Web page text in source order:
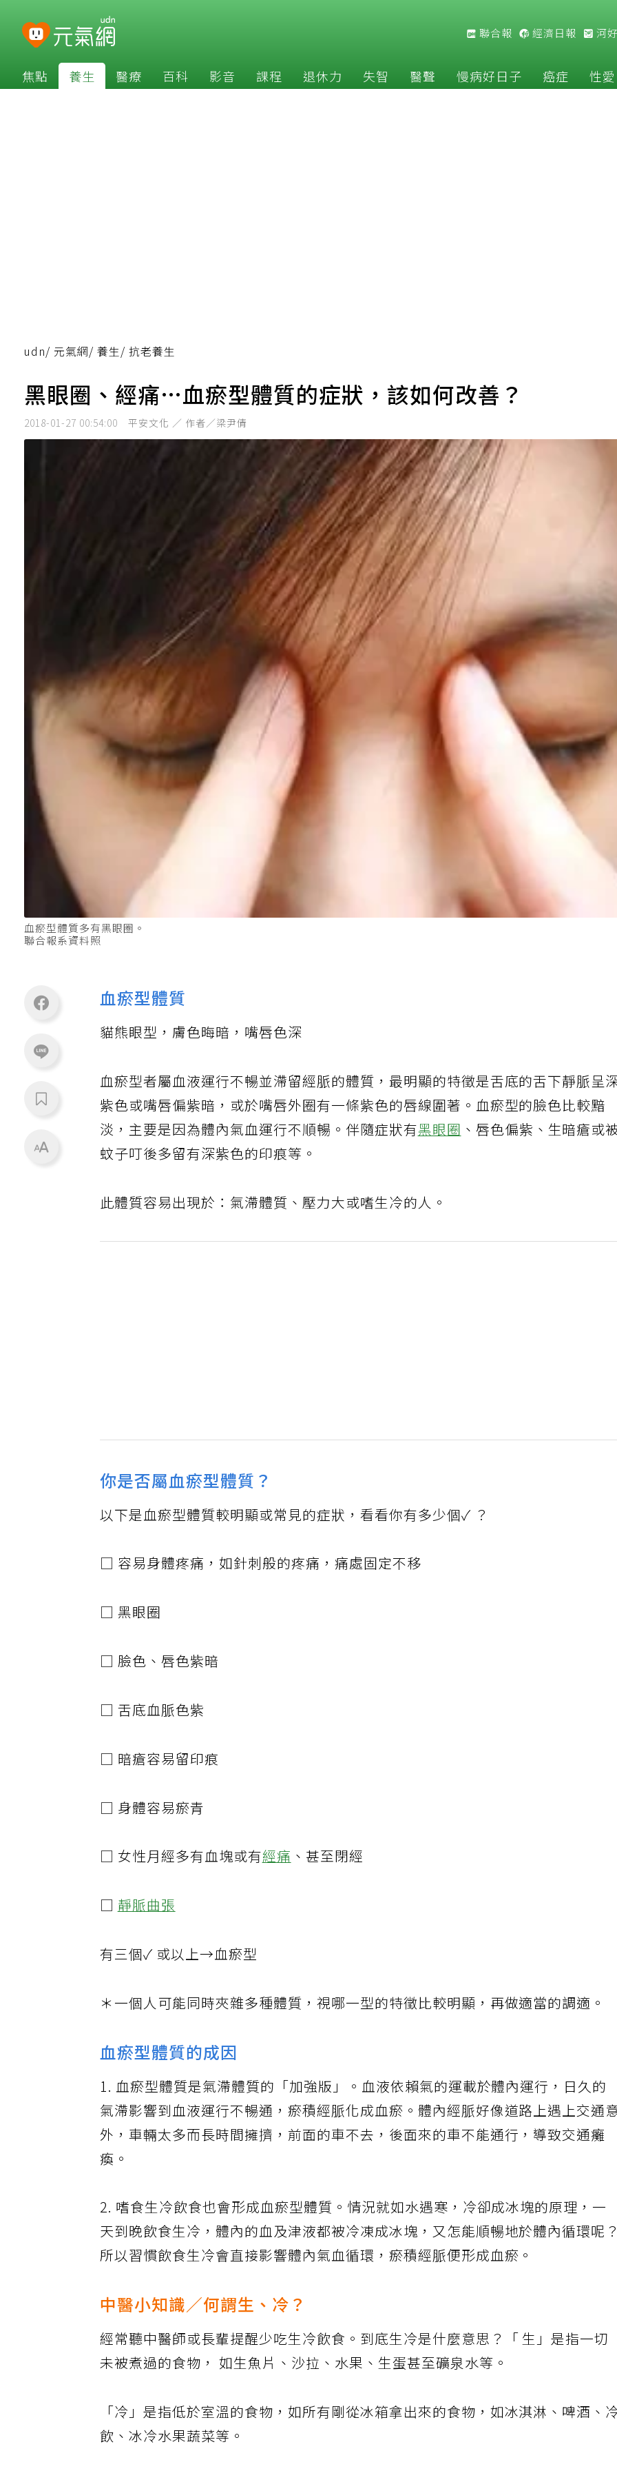
聯合報 經濟日報 河
焦點 養生 醫療 百科 影音 課程 退休力 失智 醫聲 慢病好日子 癌症 性愛
udn/ 元氣網/ 養生/ 抗老養生
黑眼圈、經痛…血瘀型體質的症狀，該如何改善？
2018-01-27 00:54:00 平安文化 ／ 作者／梁尹倩
血瘀型體質多有黑眼圈。
聯合報系資料照
血瘀型體質
貓熊眼型，膚色晦暗，嘴唇色深
血瘀型者屬血液運行不暢並滯留經脈的體質，最明顯的特徵是舌底的舌下靜脈呈
紫色或嘴唇偏紫暗，或於嘴唇外圈有一條紫色的唇線圍著。血瘀型的臉色比較黯
淡，主要是因為體內氣血運行不順暢。伴隨症狀有黑眼圈 、唇色偏紫、生暗瘡或
蚊子叮後多留有深紫色的印痕等。
此體質容易出現於：氣滯體質、壓力大或嗜生冷的人。
你是否屬血瘀型體質？
以下是血瘀型體質較明顯或常見的症狀，看看你有多少個✓ ？
□ 容易身體疼痛，如針刺般的疼痛，痛處固定不移
□ 黑眼圈
□ 臉色、唇色紫暗
□ 舌底血脈色紫
□ 暗瘡容易留印痕
□ 身體容易瘀青
□ 女性月經多有血塊或有經痛 、甚至閉經
□靜脈曲張
有三個✓ 或以上→血瘀型
＊一個人可能同時夾雜多種體質，視哪一型的特徵比較明顯，再做適當的調適。
血瘀型體質的成因
1. 血瘀型體質是氣滯體質的「加強版」。血液依賴氣的運載於體內運行，日久的
氣滯影響到血液運行不暢通，瘀積經脈化成血瘀。體內經脈好像道路上遇上交通
外，車輛太多而長時間擁擠，前面的車不去，後面來的車不能通行，導致交通癱
瘓。
2. 嗜食生冷飲食也會形成血瘀型體質。情況就如水遇寒，冷卻成冰塊的原理，一
天到晚飲食生冷，體內的血及津液都被冷凍成冰塊，又怎能順暢地於體內循環呢
所以習慣飲食生冷會直接影響體內氣血循環，瘀積經脈便形成血瘀。
中醫小知識／何謂生、冷？
經常聽中醫師或長輩提醒少吃生冷飲食。到底生冷是什麼意思？「 生」是指一切
未被煮過的食物， 如生魚片、沙拉、水果、生蛋甚至礦泉水等。
「冷」是指低於室溫的食物，如所有剛從冰箱拿出來的食物，如冰淇淋、啤酒、
飲、冰冷水果蔬菜等。